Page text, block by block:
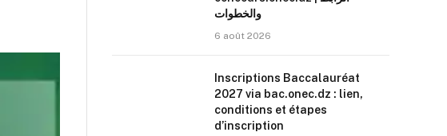
والخطوات
6 août 2026
Inscriptions Baccalauréat
2027 via bac.onec.dz : lien,
conditions et étapes
d’inscription